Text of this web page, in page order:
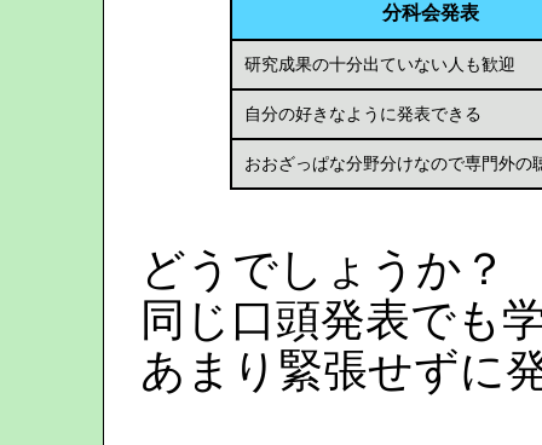
分科会発表
研究成果の十分出ていない人も歓迎
自分の好きなように発表できる
おおざっぱな分野分けなので専門外の
どうでしょうか
同じ口頭発表でも
あまり緊張せずに